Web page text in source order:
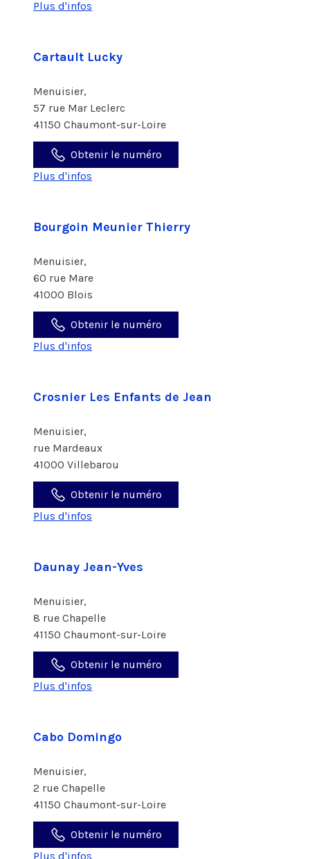
Plus d'infos
Cartault Lucky
Menuisier,
57 rue Mar Leclerc
41150 Chaumont-sur-Loire
Obtenir le numéro
Plus d'infos
Bourgoin Meunier Thierry
Menuisier,
60 rue Mare
41000 Blois
Obtenir le numéro
Plus d'infos
Crosnier Les Enfants de Jean
Menuisier,
rue Mardeaux
41000 Villebarou
Obtenir le numéro
Plus d'infos
Daunay Jean-Yves
Menuisier,
8 rue Chapelle
41150 Chaumont-sur-Loire
Obtenir le numéro
Plus d'infos
Cabo Domingo
Menuisier,
2 rue Chapelle
41150 Chaumont-sur-Loire
Obtenir le numéro
Plus d'infos